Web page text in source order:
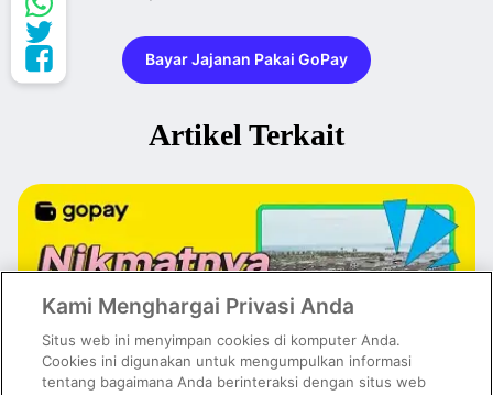
Bayar Jajanan Pakai GoPay
Artikel Terkait
Kami Menghargai Privasi Anda
Situs web ini menyimpan cookies di komputer Anda.
Cookies ini digunakan untuk mengumpulkan informasi
tentang bagaimana Anda berinteraksi dengan situs web